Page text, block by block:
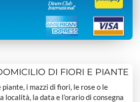
DI FIORI E PIANTE
i mazzi di fiori, le rose o le
località, la data e l’orario di consegna